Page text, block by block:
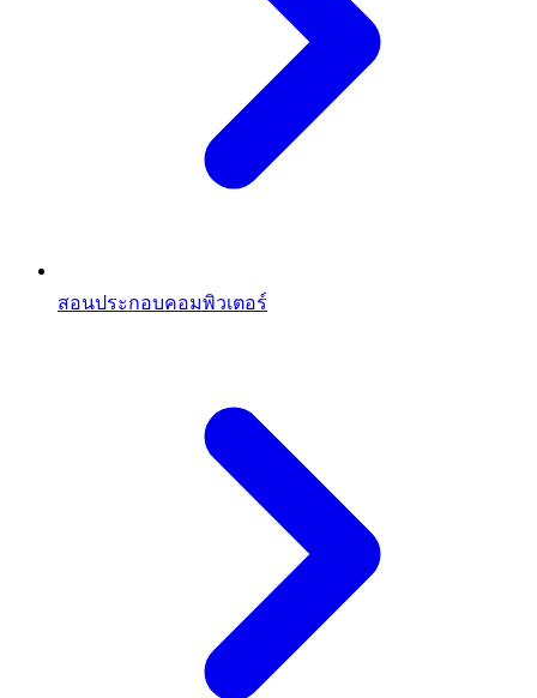
สอนประกอบคอมพิวเตอร์